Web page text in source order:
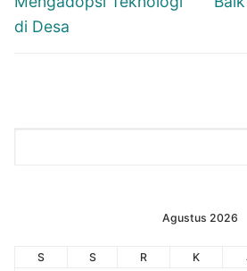
di Desa
Agustus 2026
S S R K